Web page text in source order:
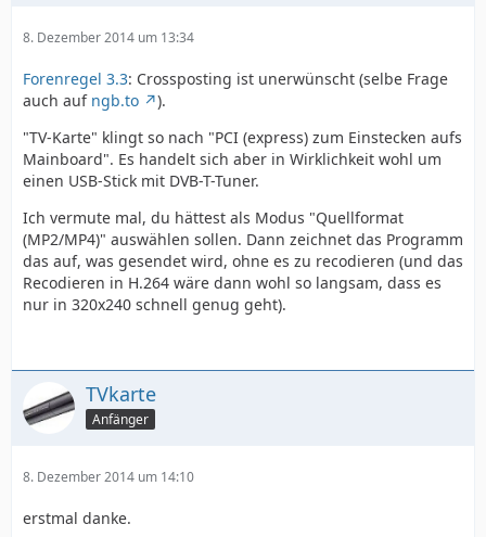
8. Dezember 2014 um 13:34
Forenregel 3.3: Crossposting ist unerwünscht (selbe Frage
auch auf ngb.to
).
"TV-Karte" klingt so nach "PCI (express) zum Einstecken aufs
Mainboard". Es handelt sich aber in Wirklichkeit wohl um
einen USB-Stick mit DVB-T-Tuner.
Ich vermute mal, du hättest als Modus "Quellformat
(MP2/MP4)" auswählen sollen. Dann zeichnet das Programm
das auf, was gesendet wird, ohne es zu recodieren (und das
Recodieren in H.264 wäre dann wohl so langsam, dass es
nur in 320x240 schnell genug geht).
TVkarte
Anfänger
8. Dezember 2014 um 14:10
erstmal danke.